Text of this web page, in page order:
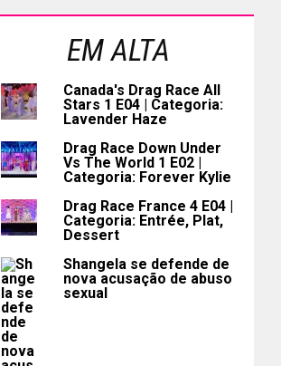
EM ALTA
Canada's Drag Race All
Stars 1 E04 | Categoria:
Lavender Haze
Drag Race Down Under
Vs The World 1 E02 |
Categoria: Forever Kylie
Drag Race France 4 E04 |
Categoria: Entrée, Plat,
Dessert
Shangela se defende de
nova acusação de abuso
sexual